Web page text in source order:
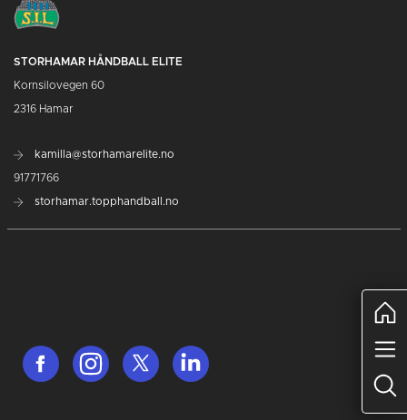
STORHAMAR HÅNDBALL ELITE
Kornsilovegen 60
2316 Hamar
kamilla@storhamarelite.no
91771766
storhamar.topphandball.no